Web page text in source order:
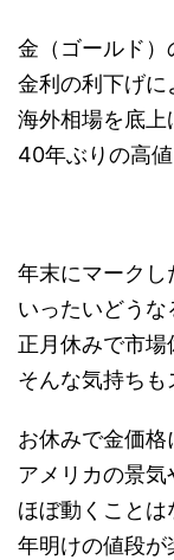
金（ゴールド）
金利の利下げに
海外相場を底
40年ぶりの高値
年末にマークし
いったいどうな
正月休みで市場
そんな気持ちも
お休みで金価格
アメリカの景気
ほぼ動くこと
年明けの値段が